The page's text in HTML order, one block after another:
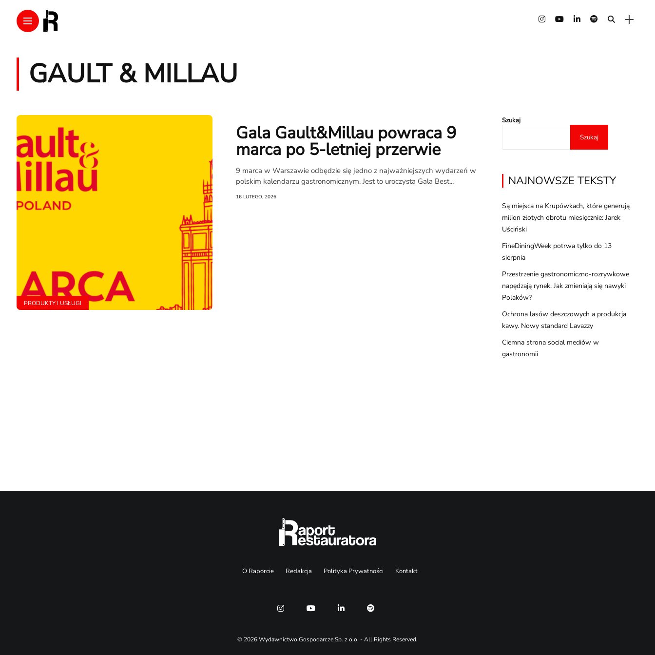
GAULT & MILLAU
PRODUKTY I USŁUGI
Gala Gault&Millau powraca 9
marca po 5-letniej przerwie
9 marca w Warszawie odbędzie się jedno z najważniejszych wydarzeń w
polskim kalendarzu gastronomicznym. Jest to uroczysta Gala Best...
16 LUTEGO, 2026
Szukaj
Szukaj
NAJNOWSZE TEKSTY
Są miejsca na Krupówkach, które generują
milion złotych obrotu miesięcznie: Jarek
Uściński
FineDiningWeek potrwa tylko do 13
sierpnia
Przestrzenie gastronomiczno-rozrywkowe
napędzają rynek. Jak zmieniają się nawyki
Polaków?
Ochrona lasów deszczowych a produkcja
kawy. Nowy standard Lavazzy
Ciemna strona social mediów w
gastronomii
O Raporcie Redakcja Polityka Prywatności Kontakt
© 2026 Wydawnictwo Gospodarcze Sp. z o.o. - All Rights Reserved.